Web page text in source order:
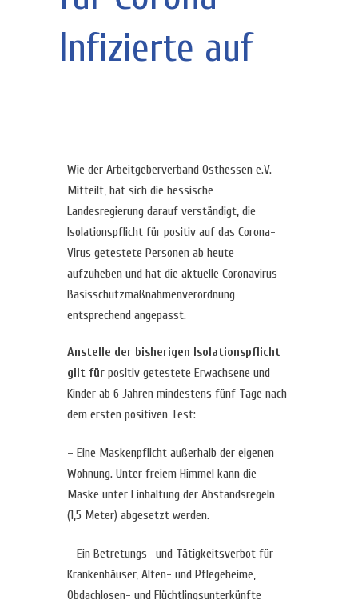
Infizierte auf
Wie der Arbeitgeberverband Osthessen e.V.
Mitteilt, hat sich die hessische
Landesregierung darauf verständigt, die
Isolationspflicht für positiv auf das Corona-
Virus getestete Personen ab heute
aufzuheben und hat die aktuelle Coronavirus-
Basisschutzmaßnahmenverordnung
entsprechend angepasst.
Anstelle der bisherigen Isolationspflicht
gilt für positiv getestete Erwachsene und
Kinder ab 6 Jahren mindestens fünf Tage nach
dem ersten positiven Test:
– Eine Maskenpflicht außerhalb der eigenen
Wohnung. Unter freiem Himmel kann die
Maske unter Einhaltung der Abstandsregeln
(1,5 Meter) abgesetzt werden.
– Ein Betretungs- und Tätigkeitsverbot für
Krankenhäuser, Alten- und Pflegeheime,
Obdachlosen- und Flüchtlingsunterkünfte